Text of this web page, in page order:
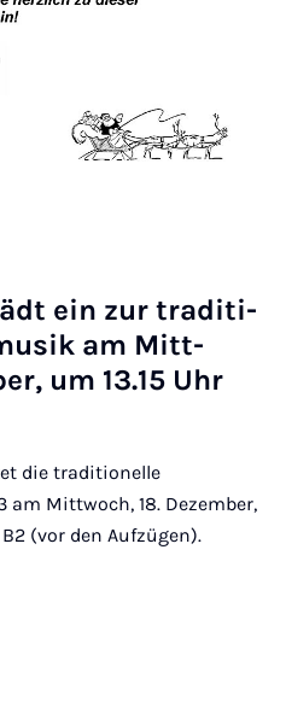
ein zur tra­di­ti­
am Mitt­
um 13.15 Uhr
die traditionelle
Mittwoch, 18. Dezember,
B2 (vor den Aufzügen).